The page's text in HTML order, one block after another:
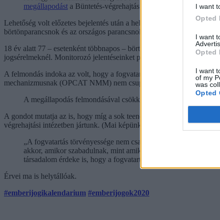
I want
Opted
I want
Opted
I want
of my
was
Opted
megállapodást a Büntetés-végrehajtás Országos
Lehetőség volt előzetes bejelentés után a helyszínen tájékozódni a
börtönparancsnok és az országos parancsnokság véleményezte,
18 év alatt 77 – esetenként többnapos – börtönmegfigyelést
jogsérelmeknél. Monitorozó jelentéseinket publikáltuk. 18 év alatt
A felmondás indoka az volt, hogy a fogvatartottak jogainak
mechanizmusnak (OPCAT NMM) nem csupán az ombudsmani
A megállapodás felmondásával csökkentek a fogvatartotti
A gondot mutatja az is, hogy míg a sok teendő miatt az ombudsman
végrehajtási intézetben jártunk. (Mai képünk kollégáinkkal az utolsó,
„A fogvatartás törvényessége nem csak azért elvárás, mert
akkor, amikor szabadulnak, mint amikor bekerültek. Vagy
társadalom érdeke is, hogy a fogvatartás végén ne elvadult
Érvei ma is helytállóak.
#emberijogikalendarium #emberijogok2020